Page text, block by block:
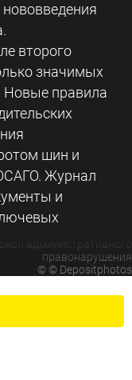
второго
значимых
Новые правила
шин и
Журнал
и
административного
правонарушения
© © Depositphotos